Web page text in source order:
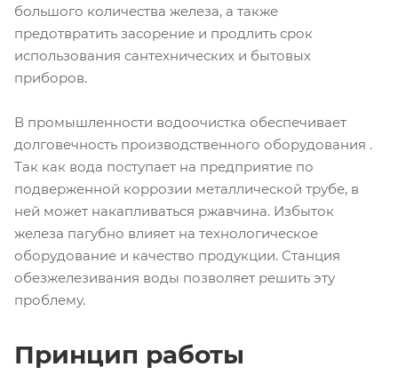
большого количества железа, а также
предотвратить засорение и продлить срок
использования сантехнических и бытовых
приборов.
В промышленности водоочистка обеспечивает
долговечность производственного оборудования .
Так как вода поступает на предприятие по
подверженной коррозии металлической трубе, в
ней может накапливаться ржавчина. Избыток
железа пагубно влияет на технологическое
оборудование и качество продукции. Станция
обезжелезивания воды позволяет решить эту
проблему.
Принцип работы